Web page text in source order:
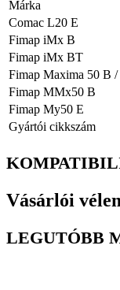
Márka
Comac L20 E
Fimap iMx B
Fimap iMx BT
Fimap Maxima 50 B
Fimap MMx50 B
Fimap My50 E
Gyártói cikkszám
Vásárlói
LEGUTÓBB